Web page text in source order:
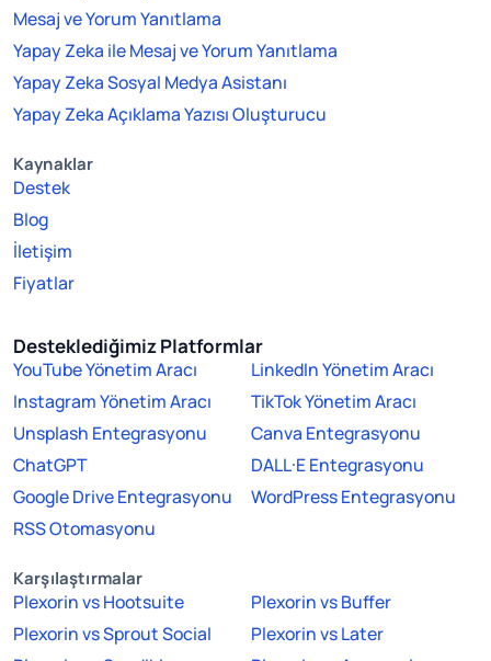
Mesaj ve Yorum Yanıtlama
Yapay Zeka ile Mesaj ve Yorum Yanıtlama
Yapay Zeka Sosyal Medya Asistanı
Yapay Zeka Açıklama Yazısı Oluşturucu
Kaynaklar
Destek
Blog
İletişim
Fiyatlar
Desteklediğimiz Platformlar
YouTube Yönetim Aracı
LinkedIn Yönetim Aracı
Instagram Yönetim Aracı
TikTok Yönetim Aracı
Unsplash Entegrasyonu
Canva Entegrasyonu
ChatGPT
DALL·E Entegrasyonu
Google Drive Entegrasyonu
WordPress Entegrasyonu
RSS Otomasyonu
Karşılaştırmalar
Plexorin vs Hootsuite
Plexorin vs Buffer
Plexorin vs Sprout Social
Plexorin vs Later